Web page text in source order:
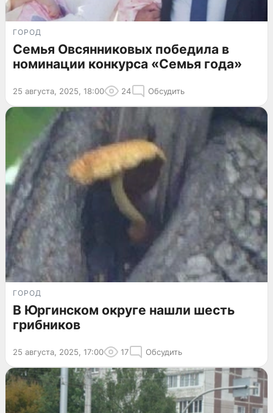
ГОРОД
Семья Овсянниковых победила в
номинации конкурса «Семья года»
25 августа, 2025, 18:00 24 Обсудить
ГОРОД
В Юргинском округе нашли шесть
грибников
25 августа, 2025, 17:00 17 Обсудить